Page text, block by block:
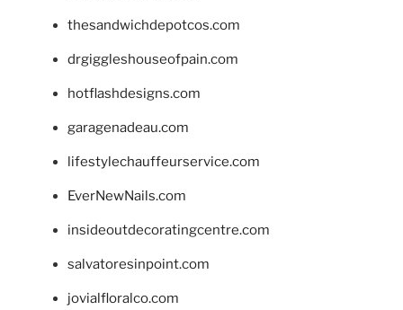
thesandwichdepotcos.com
drgiggleshouseofpain.com
hotflashdesigns.com
garagenadeau.com
lifestylechauffeurservice.com
EverNewNails.com
insideoutdecoratingcentre.com
salvatoresinpoint.com
jovialfloralco.com